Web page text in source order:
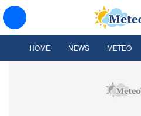
HOME NEWS METEO